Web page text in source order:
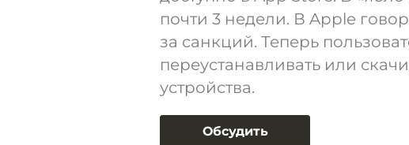
почти 3 недели. В Apple
за санкций. Теперь
переустанавливать или
устройства.
Обсудить